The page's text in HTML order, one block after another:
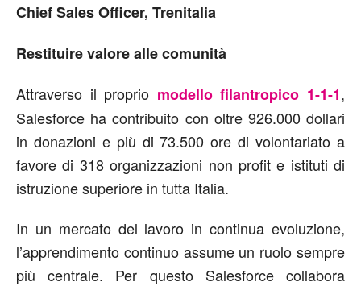
Chief Sales Officer, Trenitalia
Restituire valore alle comunità
Attraverso il proprio modello filantropico 1-1-1,
Salesforce ha contribuito con oltre 926.000 dollari
in donazioni e più di 73.500 ore di volontariato a
favore di 318 organizzazioni non profit e istituti di
istruzione superiore in tutta Italia.
In un mercato del lavoro in continua evoluzione,
l’apprendimento continuo assume un ruolo sempre
più centrale. Per questo Salesforce collabora